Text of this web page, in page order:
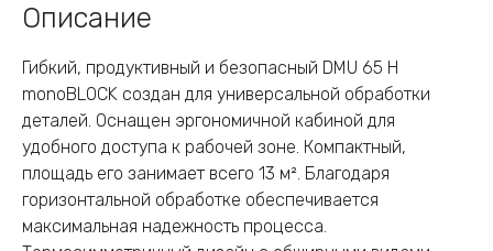
Описание
Гибкий, продуктивный и безопасный DMU 65 H
monoBLOCK​​​​​​​ создан для универсальной обработки
деталей. Оснащен эргономичной кабиной для
удобного доступа к рабочей зоне. Компактный,
площадь его занимает всего 13 м². Благодаря
горизонтальной обработке обеспечивается
максимальная надежность процесса.